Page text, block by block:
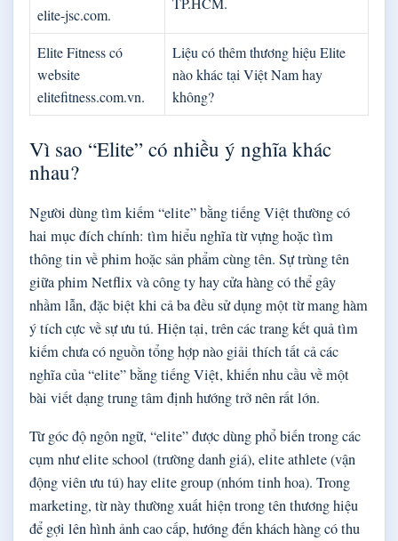
elite-jsc.com.
Elite Fitness có
website
elitefitness.com.vn.
Liệu có thêm thương hiệu Elite
nào khác tại Việt Nam hay
không?
Vì sao “Elite” có nhiều ý nghĩa khác
nhau?
Người dùng tìm kiếm “elite” bằng tiếng Việt thường có
hai mục đích chính: tìm hiểu nghĩa từ vựng hoặc tìm
thông tin về phim hoặc sản phẩm cùng tên. Sự trùng tên
giữa phim Netflix và công ty hay cửa hàng có thể gây
nhầm lẫn, đặc biệt khi cả ba đều sử dụng một từ mang hàm
ý tích cực về sự ưu tú. Hiện tại, trên các trang kết quả tìm
kiếm chưa có nguồn tổng hợp nào giải thích tất cả các
nghĩa của “elite” bằng tiếng Việt, khiến nhu cầu về một
bài viết dạng trung tâm định hướng trở nên rất lớn.
Từ góc độ ngôn ngữ, “elite” được dùng phổ biến trong các
cụm như elite school (trường danh giá), elite athlete (vận
động viên ưu tú) hay elite group (nhóm tinh hoa). Trong
marketing, từ này thường xuất hiện trong tên thương hiệu
để gợi lên hình ảnh cao cấp, hướng đến khách hàng có thu